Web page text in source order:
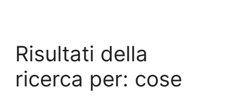
Risultati della
ricerca per: cose